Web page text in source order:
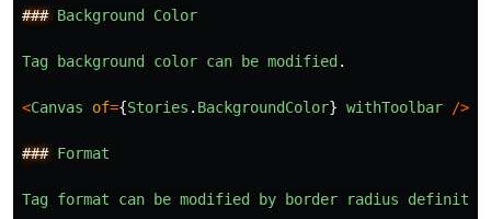
### Background Color
Tag background color can be modified .
<Canvas of={Stories . BackgroundColor} withToolbar />
### Format
Tag format can be modified by border radius